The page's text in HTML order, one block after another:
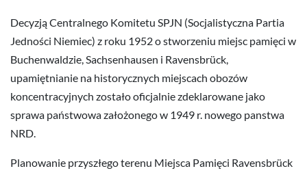
Decyzją Centralnego Komitetu SPJN (Socjalistyczna Partia
Jedności Niemiec) z roku 1952 o stworzeniu miejsc pamięci w
Buchenwaldzie, Sachsenhausen i Ravensbrück,
upamiętnianie na historycznych miejscach obozów
koncentracyjnych zostało oficjalnie zdeklarowane jako
sprawa państwowa założonego w 1949 r. nowego panstwa
NRD.
Planowanie przyszłego terenu Miejsca Pamięci Ravensbrück